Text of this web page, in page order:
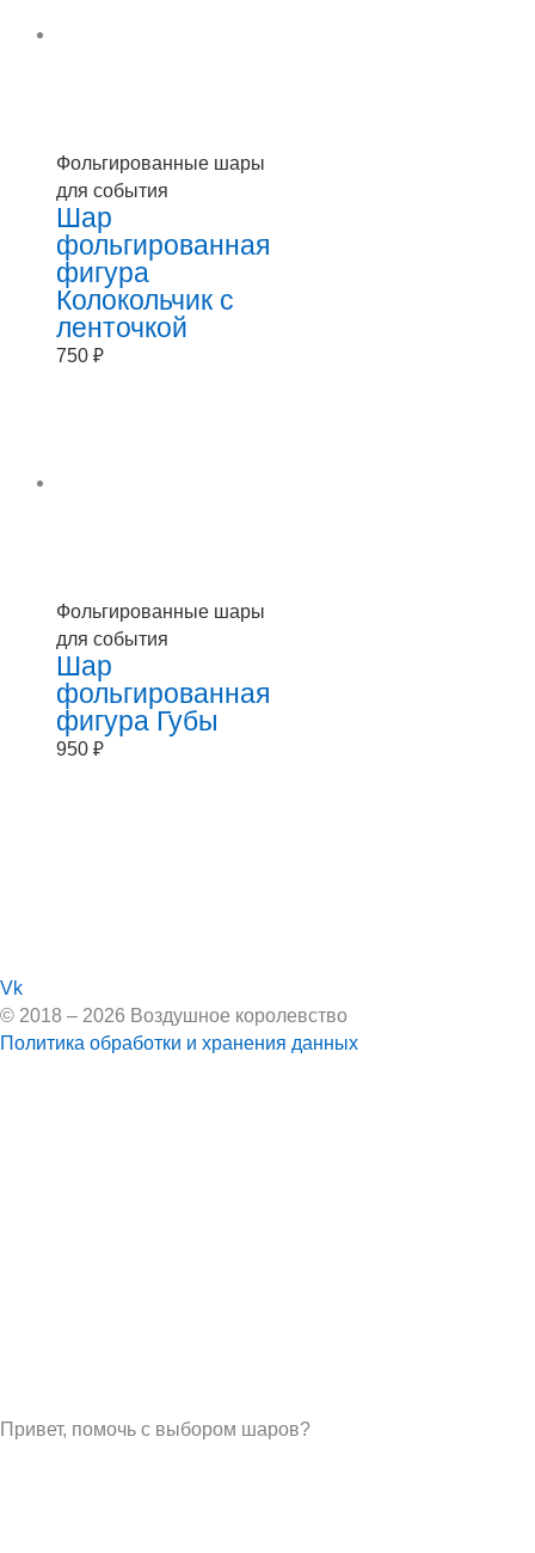
Фольгированные шары
для события
Шар
фольгированная
фигура
Колокольчик с
ленточкой
750 ₽
Фольгированные шары
для события
Шар
фольгированная
фигура Губы
950 ₽
Vk
© 2018 – 2026 Воздушное королевство
Политика обработки и хранения данных
Привет, помочь с выбором шаров?